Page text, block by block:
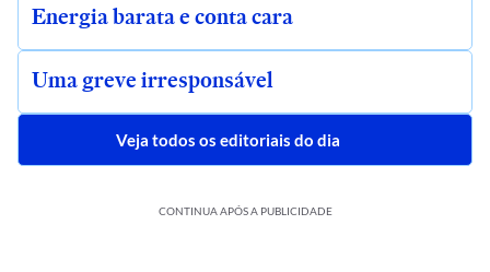
Energia barata e conta cara
Uma greve irresponsável
Veja todos os editoriais do dia
CONTINUA APÓS A PUBLICIDADE